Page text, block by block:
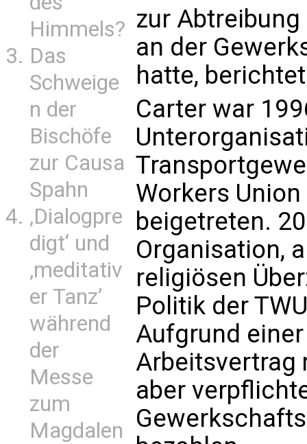
Himmels?
Das
Schweige
n der
Bischöfe
zur Causa
Spahn
‚Dialogpre
digt‘ und
‚meditativ
er Tanz’
während
der
Messe
zum
Magdalen
zur
an der
hatte,
Carter war
Workers
beigetreten.
Organisation,
religiösen
Politik der
Aufgrund
Arbeitsvertrag
aber